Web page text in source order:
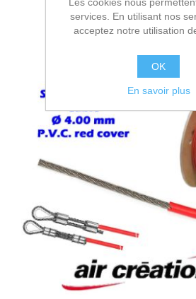
services. En utilisant nos
acceptez notre utilisation
OK
En savoir plus